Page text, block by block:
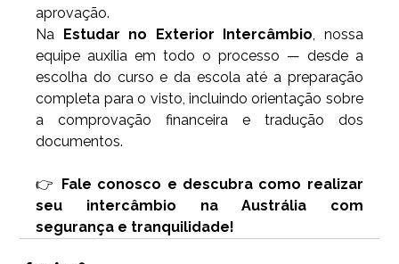
aprovação.
Na
Estudar no Exterior Intercâmbio, nossa
equipe auxilia em todo o processo — desde a
escolha do curso e da escola até a preparação
completa para o visto, incluindo orientação sobre
a comprovação financeira e tradução dos
documentos.
👉
Fale conosco e descubra como realizar
seu intercâmbio na Austrália com
segurança e tranquilidade!